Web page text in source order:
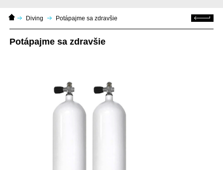
Domáca
stránka
Diving Potápajme sa zdravšie Späť
Potápajme sa zdravšie